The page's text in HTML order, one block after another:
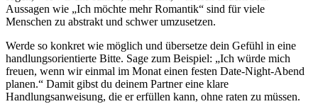
Aussagen wie „Ich möchte mehr Romantik“ sind für viele
Menschen zu abstrakt und schwer umzusetzen.
Werde so konkret wie möglich und übersetze dein Gefühl in eine
handlungsorientierte Bitte. Sage zum Beispiel: „Ich würde mich
freuen, wenn wir einmal im Monat einen festen Date-Night-Abend
planen.“ Damit gibst du deinem Partner eine klare
Handlungsanweisung, die er erfüllen kann, ohne raten zu müssen.